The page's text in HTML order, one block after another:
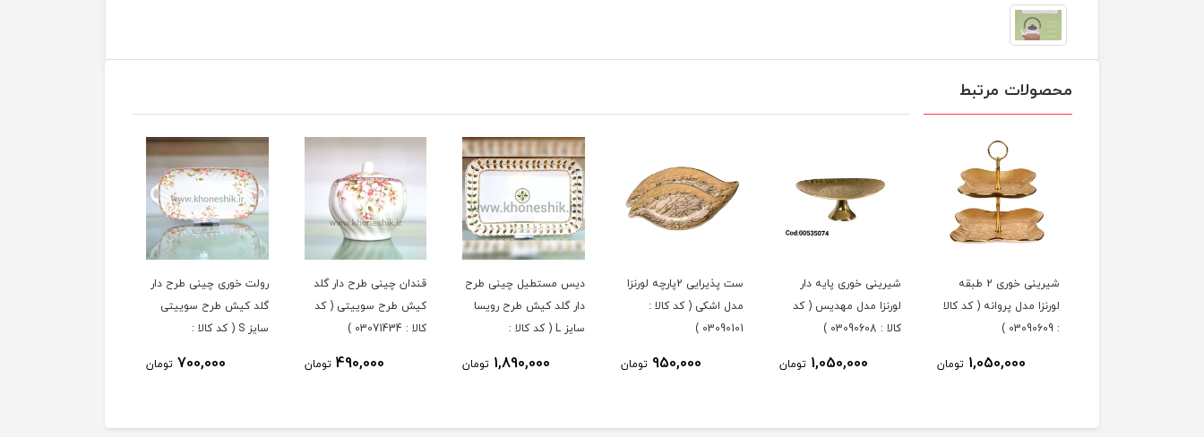
محصولات مرتبط
شیرینی خوری 2 طبقه
لورنزا مدل پروانه ( کد کالا
: 03090609 )
1,050,000 تومان
شیرینی خوری پایه دار
لورنزا مدل مهدیس ( کد
کالا : 03090608 )
1,050,000 تومان
ست پذیرایی 2پارچه لورنزا
مدل اشکی ( کد کالا :
03090101 )
950,000 تومان
دیس مستطیل چینی طرح
دار گلد کیش طرح رویسا
سایز L ( کد کالا :
1,890,000 تومان
قندان چینی طرح دار گلد
کیش طرح سوییتی ( کد
کالا : 03071434 )
490,000 تومان
رولت خوری چینی طرح دار
گلد کیش طرح سوییتی
سایز S ( کد کالا :
700,000 تومان